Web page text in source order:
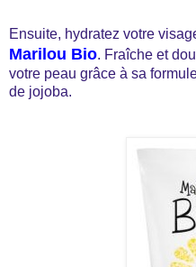
Ensuite, hydratez votre
Marilou Bio. Fraîche et
votre peau grâce à sa
de jojoba.